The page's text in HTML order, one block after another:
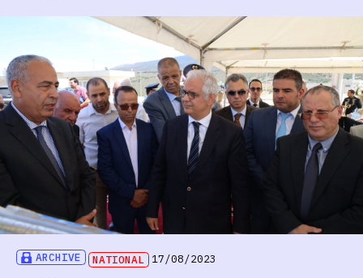
ARCHIVE NATIONAL 17/08/2023